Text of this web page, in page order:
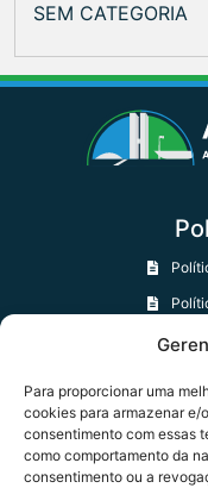
Para proporcionar uma
cookies para armazenar e/
consentimento com essas
como comportamento da
consentimento ou a
SEM CATEGORIA